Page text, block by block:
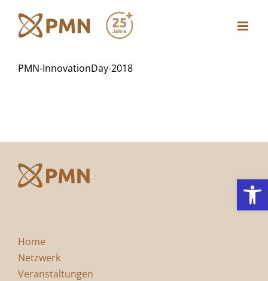
Inhalt
springen
PMN-InnovationDay-2018
Home
Netzwerk
Veranstaltungen